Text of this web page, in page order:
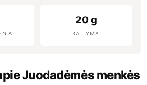
20 g
BALTYMAI
Juodadėmės menkės